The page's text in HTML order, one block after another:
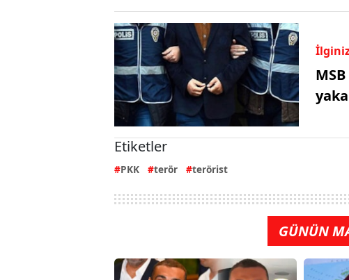
Etiketler
PKK terör terörist
GÜNÜN